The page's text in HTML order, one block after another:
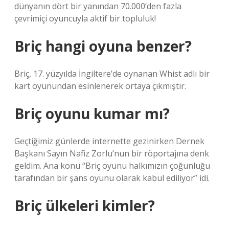
dünyanın dört bir yanından 70.000’den fazla
çevrimiçi oyuncuyla aktif bir topluluk!
Briç hangi oyuna benzer?
Briç, 17. yüzyılda İngiltere’de oynanan Whist adlı bir
kart oyunundan esinlenerek ortaya çıkmıştır.
Briç oyunu kumar mı?
Geçtiğimiz günlerde internette gezinirken Dernek
Başkanı Sayın Nafiz Zorlu’nun bir röportajına denk
geldim. Ana konu “Briç oyunu halkımızın çoğunluğu
tarafından bir şans oyunu olarak kabul ediliyor” idi.
Briç ülkeleri kimler?